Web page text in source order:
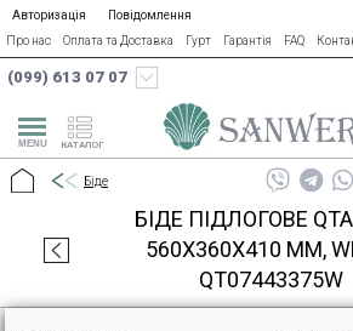
Авторизація
Повідомлення
Про нас
Оплата та Доставка Гурт Гарантія FAQ
(099) 613 07 07
КАТАЛОГ
Біде
БІДЕ ПІДЛОГОВЕ
560Х360Х410 ММ,
QT07443375W